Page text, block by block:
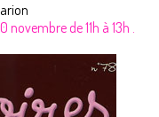
de 11h à 13h .